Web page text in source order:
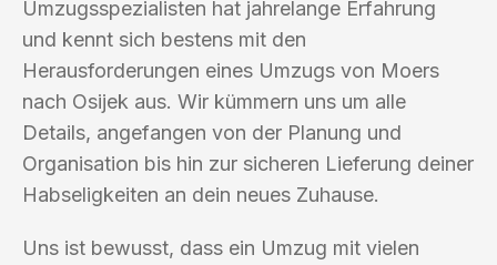
Umzugsspezialisten hat jahrelange Erfahrung
und kennt sich bestens mit den
Herausforderungen eines Umzugs von Moers
nach Osijek aus. Wir kümmern uns um alle
Details, angefangen von der Planung und
Organisation bis hin zur sicheren Lieferung deiner
Habseligkeiten an dein neues Zuhause.
Uns ist bewusst, dass ein Umzug mit vielen